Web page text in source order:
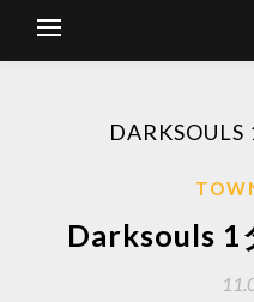
Darksouls 1